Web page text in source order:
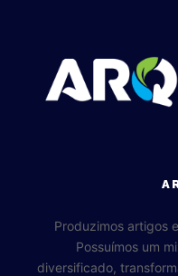
Produzimos artigos
Possuímos um
diversificado,